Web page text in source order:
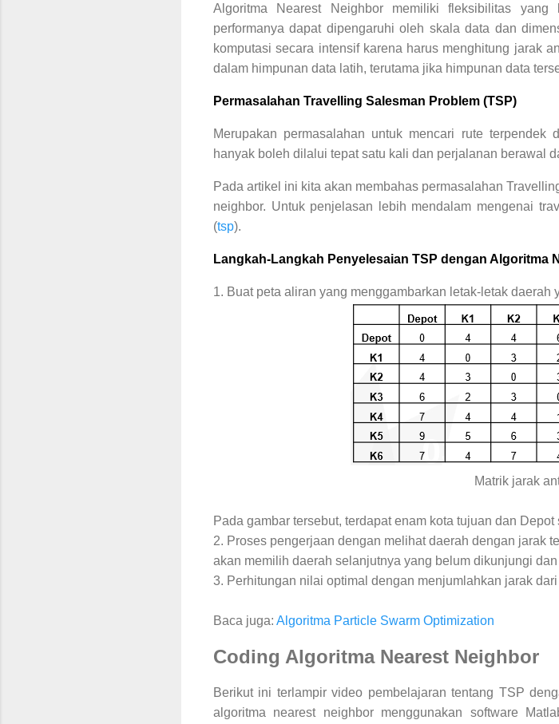
Algoritma Nearest Neighbor memiliki fleksibilitas
performanya dapat dipengaruhi oleh skala data dan
komputasi secara intensif karena harus menghitung jarak
dalam himpunan data latih, terutama jika himpunan data
Permasalahan Travelling Salesman Problem (TSP)
Merupakan permasalahan untuk mencari rute terpendek
hanyak boleh dilalui tepat satu kali dan perjalanan berawal
Pada artikel ini kita akan membahas permasalahan
neighbor. Untuk penjelasan lebih mendalam mengenai
(tsp).
Langkah-Langkah Penyelesaian TSP dengan Algoritma
1. Buat peta aliran yang menggambarkan letak-letak
Matrik jarak
Pada gambar tersebut, terdapat enam kota tujuan dan
2. Proses pengerjaan dengan melihat daerah dengan jarak
akan memilih daerah selanjutnya yang belum dikunjungi
3. Perhitungan nilai optimal dengan menjumlahkan jarak
Baca juga: Algoritma Particle Swarm Optimization
Coding Algoritma Nearest Neighbor
Berikut ini terlampir video pembelajaran tentang TSP
algoritma nearest neighbor menggunakan software